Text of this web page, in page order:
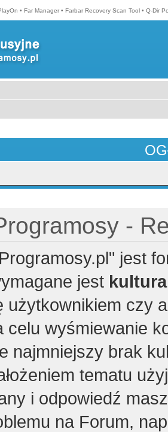
• Far Manager • Farbar Recovery Scan Tool • Q-Dir
-
jest
jest
użytkownikiem czy
celu wyśmiewanie
najmniejszy brak
tematu
i odpowiedź
na Forum,